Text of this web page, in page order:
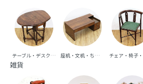
テーブル・デスク・机 座机・文机・ちゃぶ台
雑貨